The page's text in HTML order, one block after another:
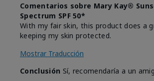
Comentarios sobre Mary Kay®
Spectrum SPF 50*
With my fair skin, this product does a
keeping my skin protected.
Mostrar Traducción
Conclusión Sí, recomendaría a un